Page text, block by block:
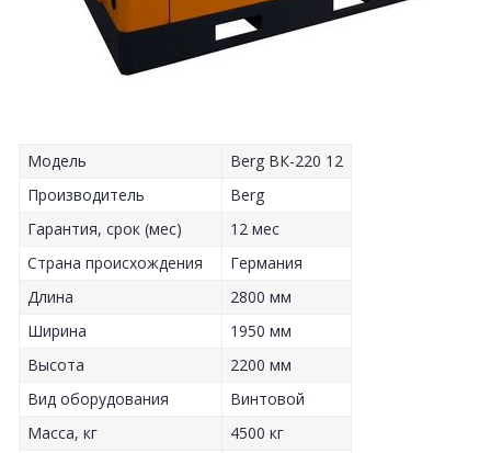
Модель
Berg ВК-220 12
Производитель
Berg
Гарантия, срок (мес)
12 мес
Страна происхождения
Германия
Длина
2800 мм
Ширина
1950 мм
Высота
2200 мм
Вид оборудования
Винтовой
Масса, кг
4500 кг